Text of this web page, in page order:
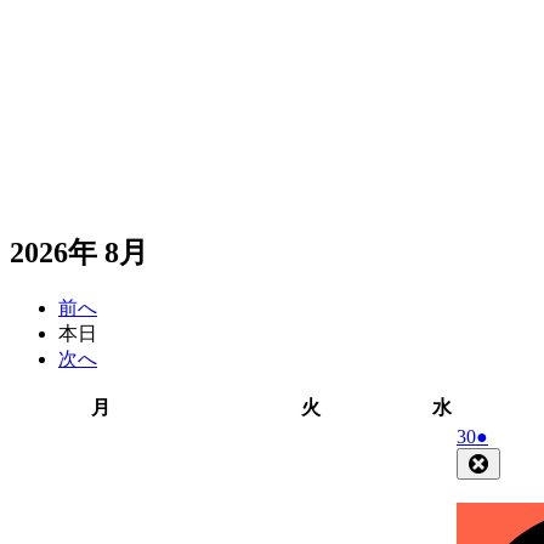
2026年 8月
前へ
本日
次へ
月 火火
水
曜
日
302026
年
7
月
●
件
の
イ